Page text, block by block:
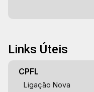
Links Úteis
CPFL
Ligação Nova